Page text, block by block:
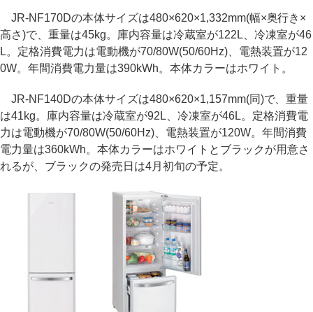
JR-NF170Dの本体サイズは480×620×1,332mm(幅×奥行き×
高さ)で、重量は45kg。庫内容量は冷蔵室が122L、冷凍室が46
L。定格消費電力は電動機が70/80W(50/60Hz)、電熱装置が12
0W。年間消費電力量は390kWh。本体カラーはホワイト。
JR-NF140Dの本体サイズは480×620×1,157mm(同)で、重量
は41kg。庫内容量は冷蔵室が92L、冷凍室が46L。定格消費電
力は電動機が70/80W(50/60Hz)、電熱装置が120W。年間消費
電力量は360kWh。本体カラーはホワイトとブラックが用意さ
れるが、ブラックの発売日は4月初旬の予定。